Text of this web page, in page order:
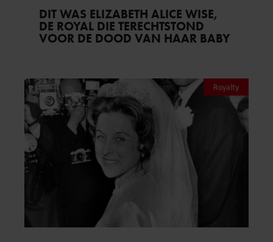
DIT WAS ELIZABETH ALICE WISE,
DE ROYAL DIE TERECHTSTOND
VOOR DE DOOD VAN HAAR BABY
Royalty